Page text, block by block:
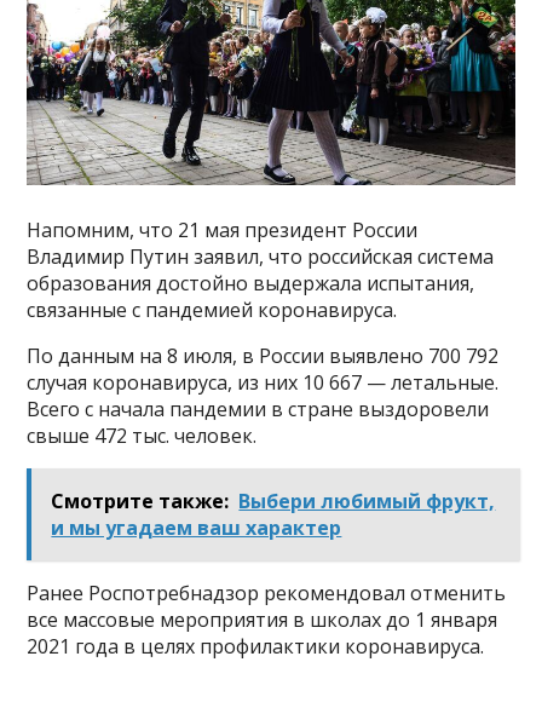
Напомним, что 21 мая президент России
Владимир Путин заявил, что российская система
образования достойно выдержала испытания,
связанные с пандемией коронавируса.
По данным на 8 июля, в России выявлено 700 792
случая коронавируса, из них 10 667 — летальные.
Всего с начала пандемии в стране выздоровели
свыше 472 тыс. человек.
Смотрите также: Выбери любимый фрукт,
и мы угадаем ваш характер
Ранее Роспотребнадзор рекомендовал отменить
все массовые мероприятия в школах до 1 января
2021 года в целях профилактики коронавируса.